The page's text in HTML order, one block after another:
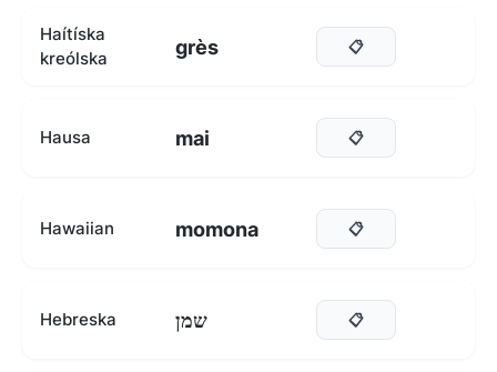
Haítíska
kreólska
grès 📋
Hausa mai 📋
Hawaiian momona 📋
Hebreska שמן 📋